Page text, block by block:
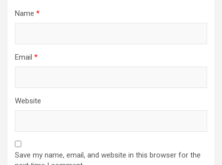
Name *
Email *
Website
Save my name, email, and website in this browser for the